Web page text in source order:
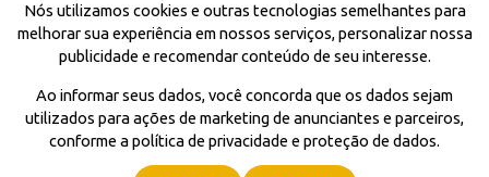
Nós utilizamos cookies e outras tecnologias semelhantes para
melhorar sua experiência em nossos serviços, personalizar nossa
publicidade e recomendar conteúdo de seu interesse.
Ao informar seus dados, você concorda que os dados sejam
utilizados para ações de marketing de anunciantes e parceiros,
conforme a política de privacidade e proteção de dados.